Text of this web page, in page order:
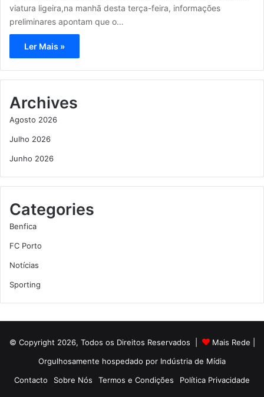
viatura ligeira,na manhã desta terça-feira, informações
preliminares apontam que o…
Ler Mais »
Archives
Agosto 2026
Julho 2026
Junho 2026
Categories
Benfica
FC Porto
Notícias
Sporting
© Copyright 2026, Todos os Direitos Reservados | Mais Rede
Orgulhosamente hospedado por Indústria de Mídia
Contacto
Sobre Nós Termos e Condições Política Privacidade